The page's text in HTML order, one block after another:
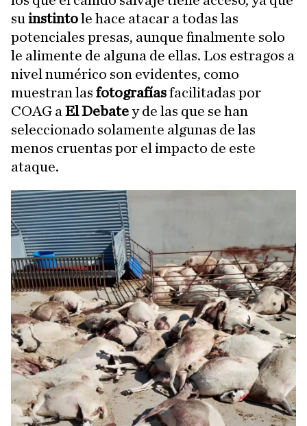
su instintole hace atacar a todas las
potenciales presas, aunque finalmente solo
le alimente de alguna de ellas. Los estragos a
nivel numérico son evidentes, como
muestran las fotografíasfacilitadas por
COAG a El Debatey de las que se han
seleccionado solamente algunas de las
menos cruentas por el impacto de este
ataque.